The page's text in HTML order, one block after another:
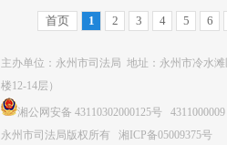
首页 1 2 3 4 5 6
主办单位：永州市司法局 地址：永州市冷水
楼12-14层）
湘公网安备 43110302000125号 4311000009
永州市司法局版权所有 湘ICP备05009375号